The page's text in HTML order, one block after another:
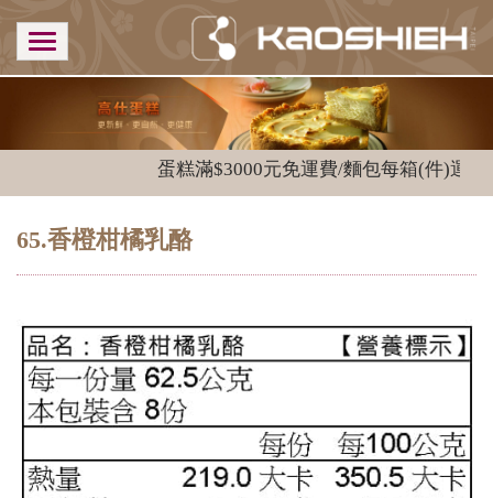
蛋糕滿$3000元免運費/麵包每箱(件)運費
65.香橙柑橘乳酪